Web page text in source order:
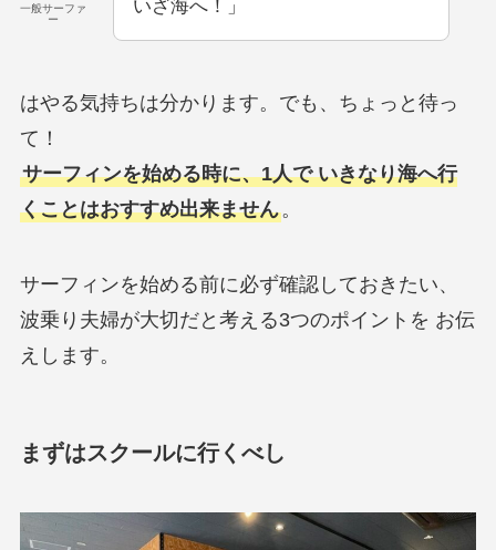
一般サーファ
ー
いざ海へ！」
はやる気持ちは分かります。でも、ちょっと待っ
て！
サーフィンを始める時に、1人で いきなり海へ行
くことはおすすめ出来ません。
サーフィンを始める前に必ず確認しておきたい、
波乗り夫婦が大切だと考える3つのポイントを お伝
えします。
まずはスクールに行くべし